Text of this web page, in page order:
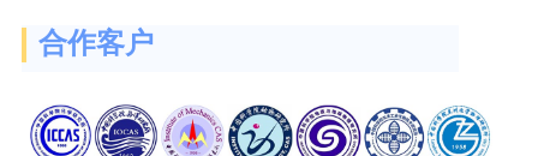
合作客户